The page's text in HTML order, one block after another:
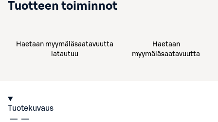
Tuotteen toiminnot
Haetaan myymäläsaatavuutta
latautuu
Haetaan
myymäläsaatavuutta
Tuotekuvaus